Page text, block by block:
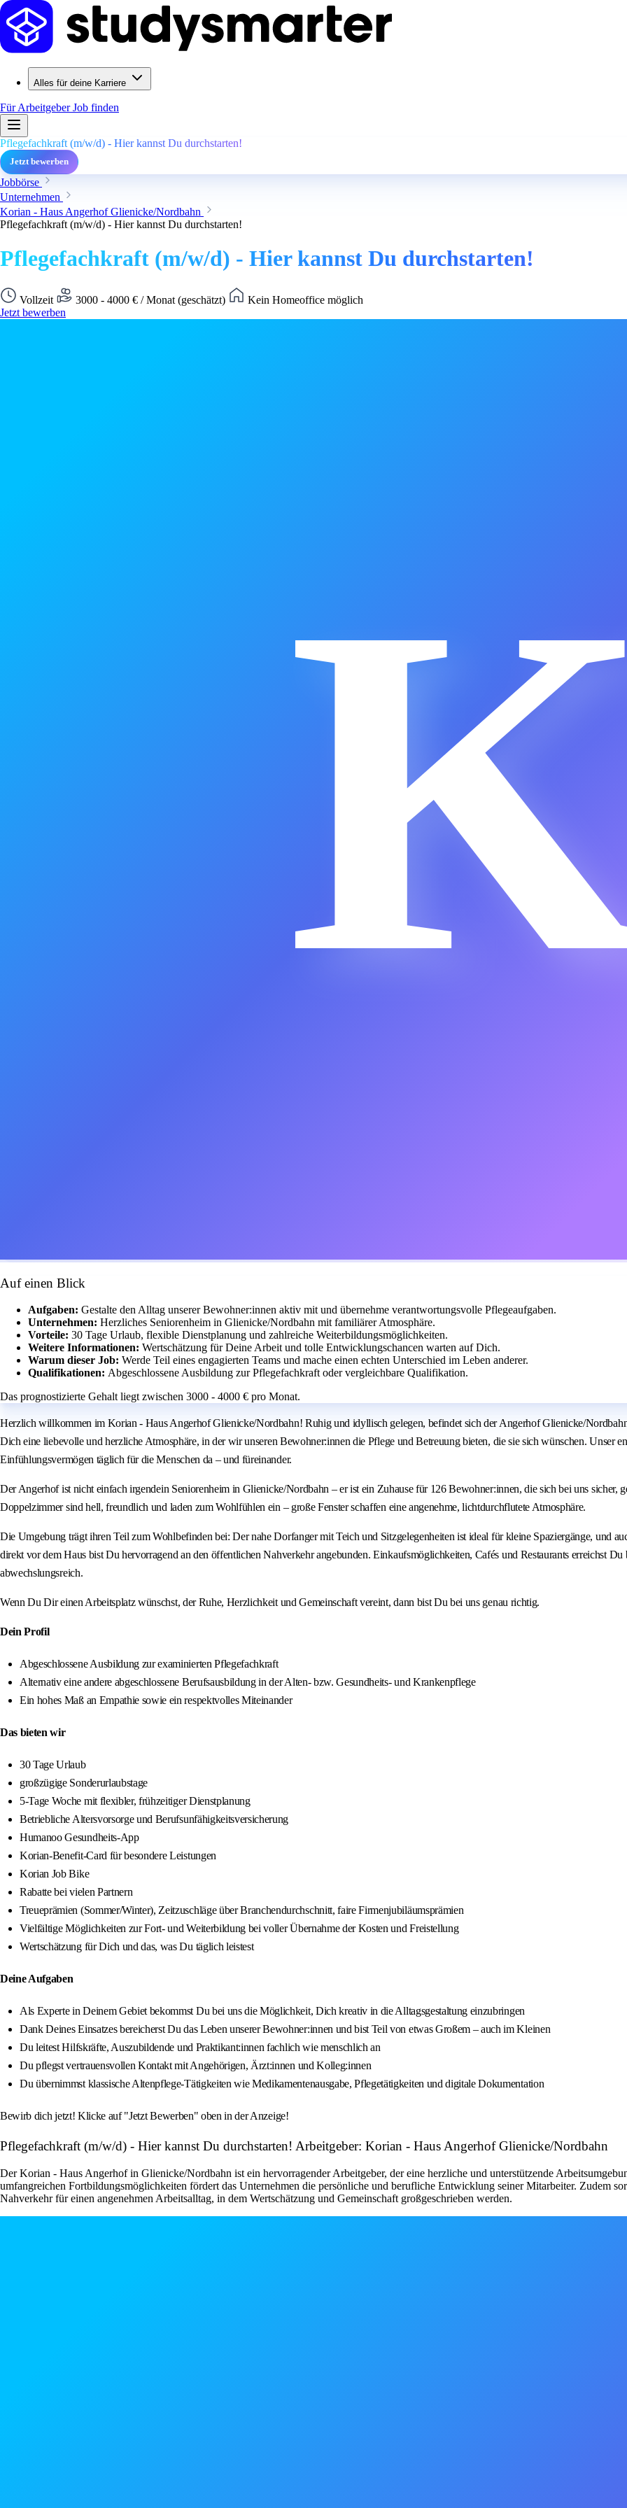
Alles für deine Karriere
Für ArbeitgeberJob finden
Pflegefachkraft (m/w/d) - Hier kannst Du durchstarten!
Jetzt bewerben
Jobbörse
Unternehmen
Korian - Haus Angerhof Glienicke/Nordbahn
Pflegefachkraft (m/w/d) - Hier kannst Du durchstarten!
Pflegefachkraft (m/w/d) - Hier kannst Du durchstarten!
Vollzeit 3000 - 4000 € / Monat (geschätzt)
Kein Homeoffice möglich
Jetzt bewerben
Auf einen Blick
Aufgaben: Gestalte den Alltag unserer Bewohner:innen aktiv mit und übernehme verantwortungsvolle Pflegeaufgaben.
Unternehmen: Herzliches Seniorenheim in Glienicke/Nordbahn mit familiärer Atmosphäre.
Vorteile: 30 Tage Urlaub, flexible Dienstplanung und zahlreiche Weiterbildungsmöglichkeiten.
Weitere Informationen: Wertschätzung für Deine Arbeit und tolle Entwicklungschancen warten auf Dich.
Warum dieser Job: Werde Teil eines engagierten Teams und mache einen echten Unterschied im Leben anderer.
Qualifikationen: Abgeschlossene Ausbildung zur Pflegefachkraft oder vergleichbare Qualifikation.
Das prognostizierte Gehalt liegt zwischen 3000 - 4000 € pro Monat.
Herzlich willkommen im Korian - Haus Angerhof Glienicke/Nordbahn! Ruhig und idyllisch gelegen, befindet sich der Angerhof Glienicke/
Dich eine liebevolle und herzliche Atmosphäre, in der wir unseren Bewohner:innen die Pflege und Betreuung bieten, die sie sich wünschen. Unser
Einfühlungsvermögen täglich für die Menschen da – und füreinander.
Der Angerhof ist nicht einfach irgendein Seniorenheim in Glienicke/Nordbahn – er ist ein Zuhause für 126 Bewohner:innen, die sich bei uns sicher,
Doppelzimmer sind hell, freundlich und laden zum Wohlfühlen ein – große Fenster schaffen eine angenehme, lichtdurchflutete Atmosphäre.
Die Umgebung trägt ihren Teil zum Wohlbefinden bei: Der nahe Dorfanger mit Teich und Sitzgelegenheiten ist ideal für kleine Spaziergänge, und
direkt vor dem Haus bist Du hervorragend an den öffentlichen Nahverkehr angebunden. Einkaufsmöglichkeiten, Cafés und Restaurants erreichst
abwechslungsreich.
Wenn Du Dir einen Arbeitsplatz wünschst, der Ruhe, Herzlichkeit und Gemeinschaft vereint, dann bist Du bei uns genau richtig.
Dein Profil
Abgeschlossene Ausbildung zur examinierten Pflegefachkraft
Alternativ eine andere abgeschlossene Berufsausbildung in der Alten- bzw. Gesundheits- und Krankenpflege
Ein hohes Maß an Empathie sowie ein respektvolles Miteinander
Das bieten wir
30 Tage Urlaub
großzügige Sonderurlaubstage
5-Tage Woche mit flexibler, frühzeitiger Dienstplanung
Betriebliche Altersvorsorge und Berufsunfähigkeitsversicherung
Humanoo Gesundheits-App
Korian-Benefit-Card für besondere Leistungen
Korian Job Bike
Rabatte bei vielen Partnern
Treueprämien (Sommer/Winter), Zeitzuschläge über Branchendurchschnitt, faire Firmenjubiläumsprämien
Vielfältige Möglichkeiten zur Fort- und Weiterbildung bei voller Übernahme der Kosten und Freistellung
Wertschätzung für Dich und das, was Du täglich leistest
Deine Aufgaben
Als Experte in Deinem Gebiet bekommst Du bei uns die Möglichkeit, Dich kreativ in die Alltagsgestaltung einzubringen
Dank Deines Einsatzes bereicherst Du das Leben unserer Bewohner:innen und bist Teil von etwas Großem – auch im Kleinen
Du leitest Hilfskräfte, Auszubildende und Praktikant:innen fachlich wie menschlich an
Du pflegst vertrauensvollen Kontakt mit Angehörigen, Ärzt:innen und Kolleg:innen
Du übernimmst klassische Altenpflege-Tätigkeiten wie Medikamentenausgabe, Pflegetätigkeiten und digitale Dokumentation
Bewirb dich jetzt! Klicke auf "Jetzt Bewerben" oben in der Anzeige!
Pflegefachkraft (m/w/d) - Hier kannst Du durchstarten! Arbeitgeber: Korian - Haus Angerhof Glienicke/Nordbahn
Der Korian - Haus Angerhof in Glienicke/Nordbahn ist ein hervorragender Arbeitgeber, der eine herzliche und unterstützende
umfangreichen Fortbildungsmöglichkeiten fördert das Unternehmen die persönliche und berufliche Entwicklung seiner Mitarbeiter. Zudem
Nahverkehr für einen angenehmen Arbeitsalltag, in dem Wertschätzung und Gemeinschaft großgeschrieben werden.